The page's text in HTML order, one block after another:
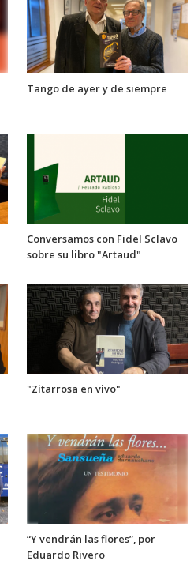
Tango de ayer y de siempre
Conversamos con Fidel Sclavo
sobre su libro "Artaud"
"Zitarrosa en vivo"
“Y vendrán las flores”, por
Eduardo Rivero